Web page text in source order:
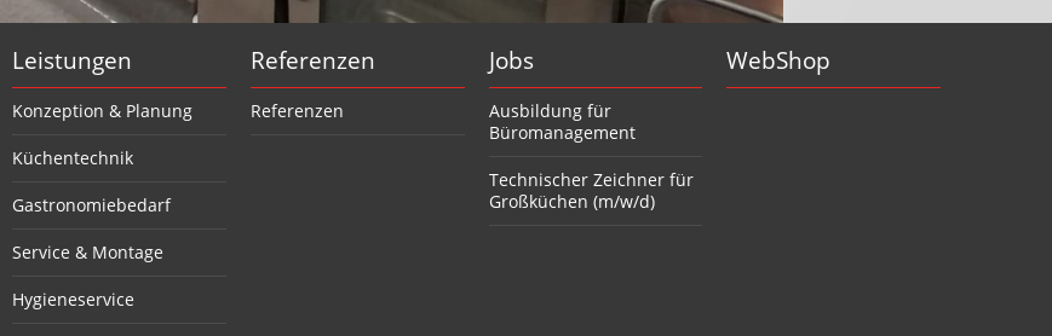
Leistungen
Konzeption & Planung
Küchentechnik
Gastronomiebedarf
Service & Montage
Hygieneservice
Referenzen
Referenzen
Jobs
Ausbildung für
Büromanagement
Technischer Zeichner für
Großküchen (m/w/d)
WebShop